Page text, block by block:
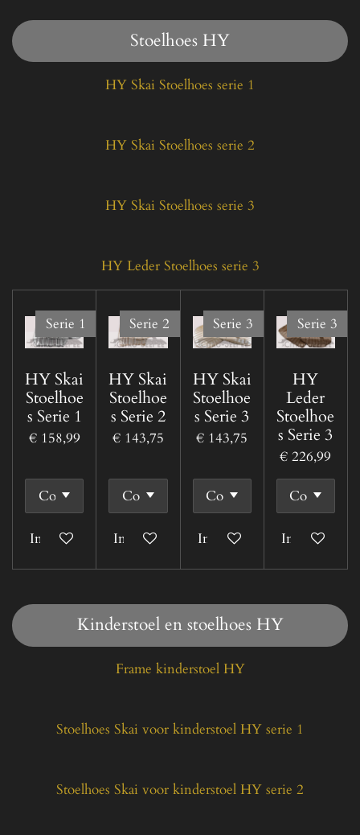
Stoelhoes HY
HY Skai Stoelhoes serie 1
HY Skai Stoelhoes serie 2
HY Skai Stoelhoes serie 3
HY Leder Stoelhoes serie 3
Serie 1
HY Skai
Stoelhoe
s Serie 1
€ 158,99
In winkelwagen
Serie 2
HY Skai
Stoelhoe
s Serie 2
€ 143,75
In winkelwagen
Serie 3
HY Skai
Stoelhoe
s Serie 3
€ 143,75
In winkelwagen
Serie 3
HY
Leder
Stoelhoe
s Serie 3
€ 226,99
In
Kinderstoel en stoelhoes HY
Frame kinderstoel HY
Stoelhoes Skai voor kinderstoel HY serie 1
Stoelhoes Skai voor kinderstoel HY serie 2